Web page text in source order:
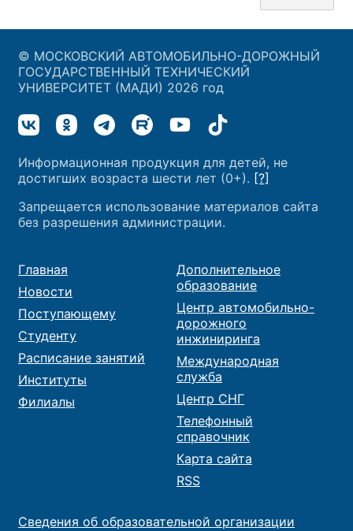
© МОСКОВСКИЙ АВТОМОБИЛЬНО-ДОРОЖНЫЙ
ГОСУДАРСТВЕННЫЙ ТЕХНИЧЕСКИЙ
УНИВЕРСИТЕТ (МАДИ) 2026 год
Информационная продукция для детей, не
достигших возраста шести лет (0+). [?]
Запрещается использование материалов сайта
без разрешения администрации.
Главная
Новости
Поступающему
Студенту
Расписание занятий
Институты
Филиалы
Дополнительное
образование
Центр автомобильно-
дорожного
инжиниринга
Международная
служба
Центр СНГ
Телефонный
справочник
Карта сайта
RSS
Сведения об образовательной организации